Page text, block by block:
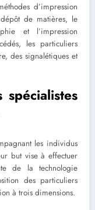
d’impression
de matières, le
et l’impression
les particuliers
des signalétiques et
les individus
but vise à effectuer
de la technologie
des particuliers
à trois dimensions.